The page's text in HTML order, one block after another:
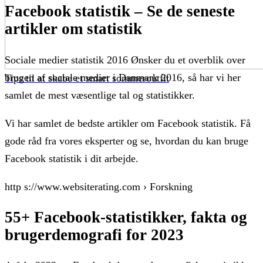
Tips til at skabe et smart sommeroutfit
Facebook statistik – Se de seneste
artikler om statistik
Sociale medier statistik 2016 Ønsker du et overblik over
brugen af sociale medier i Danmark 2016, så har vi her
samlet de mest væsentlige tal og statistikker.
Vi har samlet de bedste artikler om Facebook statistik. Få
gode råd fra vores eksperter og se, hvordan du kan bruge
Facebook statistik i dit arbejde.
http s://www.websiterating.com › Forskning
55+ Facebook-statistikker, fakta og
brugerdemografi for 2023